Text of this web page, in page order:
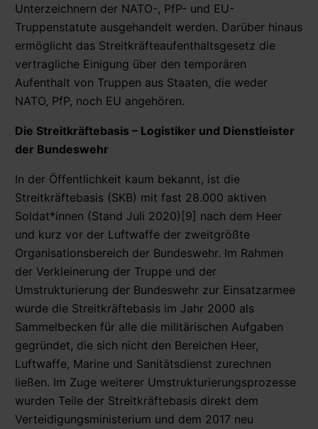
Unterzeichnern der NATO-, PfP- und EU-
Truppenstatute ausgehandelt werden. Darüber hinaus
ermöglicht das Streitkräfteaufenthaltsgesetz die
vertragliche Einigung über den temporären
Aufenthalt von Truppen aus Staaten, die weder
NATO, PfP, noch EU angehören.
Die Streitkräftebasis – Logistiker und Dienstleister
der Bundeswehr
In der Öffentlichkeit kaum bekannt, ist die
Streitkräftebasis (SKB) mit fast 28.000 aktiven
Soldat*innen (Stand Juli 2020)[9] nach dem Heer
und kurz vor der Luftwaffe der zweitgrößte
Organisationsbereich der Bundeswehr. Im Rahmen
der Verkleinerung der Truppe und der
Umstrukturierung der Bundeswehr zur Einsatzarmee
wurde die Streitkräftebasis im Jahr 2000 als
Sammelbecken für alle die militärischen Aufgaben
gegründet, die sich nicht den Bereichen Heer,
Luftwaffe, Marine und Sanitätsdienst zurechnen
ließen. Im Zuge weiterer Umstrukturierungsprozesse
wurden Teile der Streitkräftebasis direkt dem
Verteidigungsministerium und dem 2017 neu